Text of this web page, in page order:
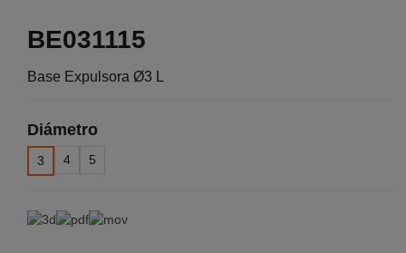
BE031115
Base Expulsora Ø3 L
Diámetro
3 4 5